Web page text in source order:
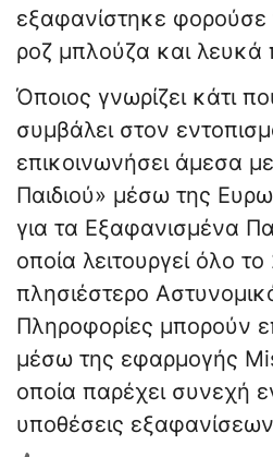
εξαφανίστηκε φορούσε
ροζ μπλούζα και λευκά
Όποιος γνωρίζει κάτι
συμβάλει στον
επικοινωνήσει άμεσα
Παιδιού» μέσω της
για τα Εξαφανισμένα
οποία λειτουργεί όλο
πλησιέστερο
Πληροφορίες μπορούν
μέσω της εφαρμογής
οποία παρέχει συνεχή
υποθέσεις